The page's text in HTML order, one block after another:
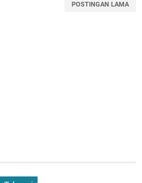
POSTINGAN LAMA